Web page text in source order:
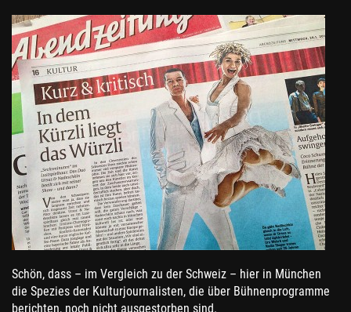
Schön, dass – im Vergleich zu der Schweiz – hier in München
die Spezies der Kulturjournalisten, die über Bühnenprogramme
berichten, noch nicht ausgestorben sind.